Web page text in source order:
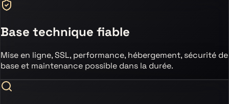
Base technique fiable
Mise en ligne, SSL, performance, hébergement, sécurité de
base et maintenance possible dans la durée.